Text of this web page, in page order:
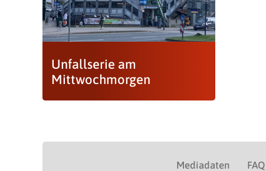
Unfallserie am
Mittwochmorgen
Mediadaten FAQ